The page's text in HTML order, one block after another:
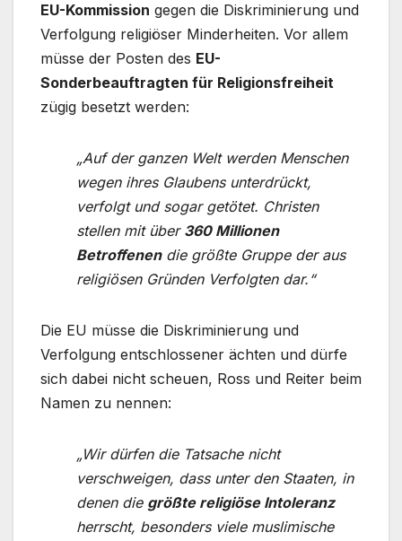
EU-Kommission gegen die Diskriminierung und
Verfolgung religiöser Minderheiten. Vor allem
müsse der Posten des EU-
Sonderbeauftragten für Religionsfreiheit
zügig besetzt werden:
„Auf der ganzen Welt werden Menschen
wegen ihres Glaubens unterdrückt,
verfolgt und sogar getötet. Christen
stellen mit über 360 Millionen
Betroffenendie größte Gruppe der aus
religiösen Gründen Verfolgten dar.“
Die EU müsse die Diskriminierung und
Verfolgung entschlossener ächten und dürfe
sich dabei nicht scheuen, Ross und Reiter beim
Namen zu nennen:
„Wir dürfen die Tatsache nicht
verschweigen, dass unter den Staaten, in
denen die größte religiöse Intoleranz
herrscht, besonders viele muslimische